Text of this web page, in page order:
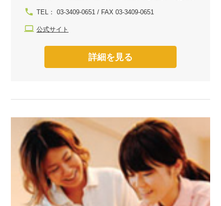
TEL： 03-3409-0651 / FAX 03-3409-0651
公式サイト
詳細を見る